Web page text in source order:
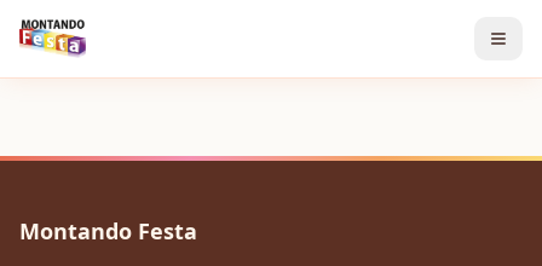
Montando Festa